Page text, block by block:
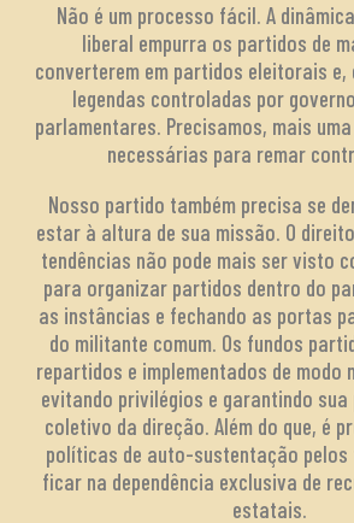
Não é um processo fácil. A
liberal empurra os partidos de
converterem em partidos eleitorais e,
legendas controladas por
parlamentares. Precisamos, mais
necessárias para remar
Nosso partido também precisa se
estar à altura de sua missão. O
tendências não pode mais ser visto
para organizar partidos dentro do
as instâncias e fechando as portas
do militante comum. Os fundos
repartidos e implementados de modo
evitando privilégios e garantindo sua
coletivo da direção. Além do que, é
políticas de auto-sustentação
ficar na dependência exclusiva de
estatais.